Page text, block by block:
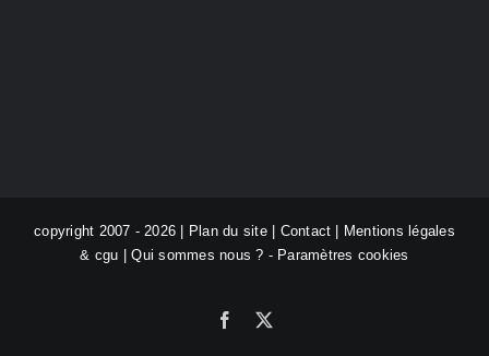
copyright 2007 - 2026 | Plan du site| Contact
Mentions légales
& cgu |Qui sommes nous ? - Paramètres cookies
Facebook